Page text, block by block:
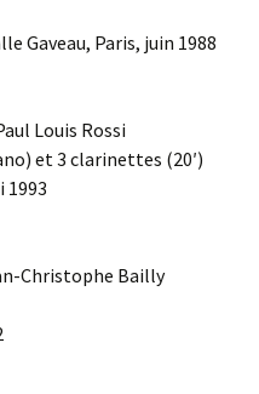
Gaveau, Paris, juin 1988
Louis Rossi
et 3 clarinettes (20′)
1993
Christophe Bailly